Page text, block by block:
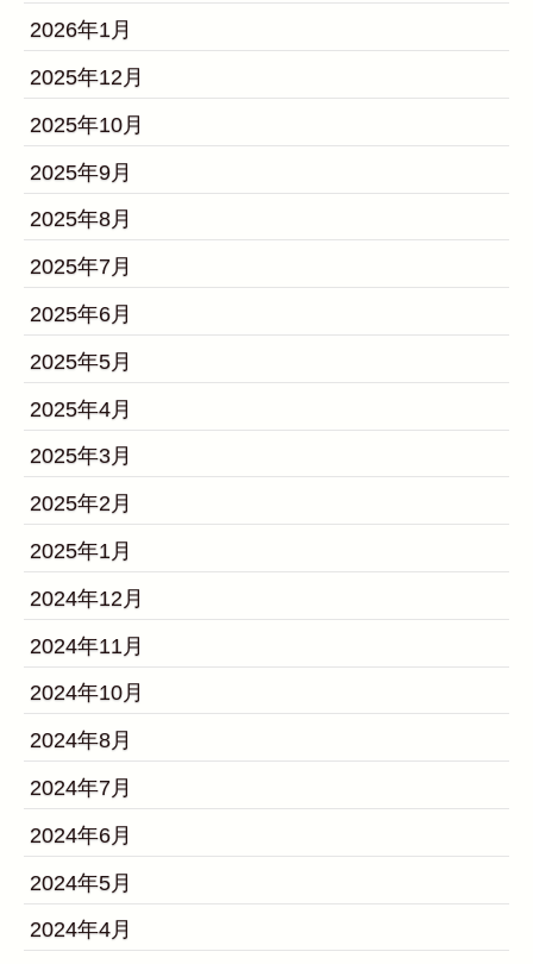
2026年1月
2025年12月
2025年10月
2025年9月
2025年8月
2025年7月
2025年6月
2025年5月
2025年4月
2025年3月
2025年2月
2025年1月
2024年12月
2024年11月
2024年10月
2024年8月
2024年7月
2024年6月
2024年5月
2024年4月